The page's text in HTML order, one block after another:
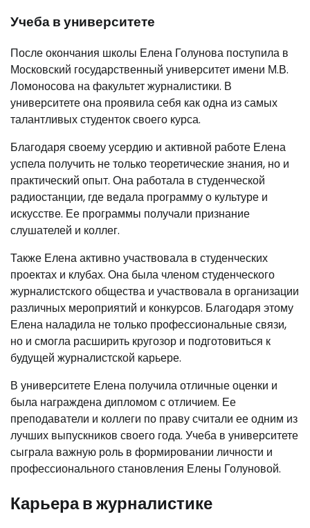
Учеба в университете
После окончания школы Елена Голунова поступила в
Московский государственный университет имени М.В.
Ломоносова на факультет журналистики. В
университете она проявила себя как одна из самых
талантливых студенток своего курса.
Благодаря своему усердию и активной работе Елена
успела получить не только теоретические знания, но и
практический опыт. Она работала в студенческой
радиостанции, где ведала программу о культуре и
искусстве. Ее программы получали признание
слушателей и коллег.
Также Елена активно участвовала в студенческих
проектах и клубах. Она была членом студенческого
журналистского общества и участвовала в организации
различных мероприятий и конкурсов. Благодаря этому
Елена наладила не только профессиональные связи,
но и смогла расширить кругозор и подготовиться к
будущей журналистской карьере.
В университете Елена получила отличные оценки и
была награждена дипломом с отличием. Ее
преподаватели и коллеги по праву считали ее одним из
лучших выпускников своего года. Учеба в университете
сыграла важную роль в формировании личности и
профессионального становления Елены Голуновой.
Карьера в журналистике